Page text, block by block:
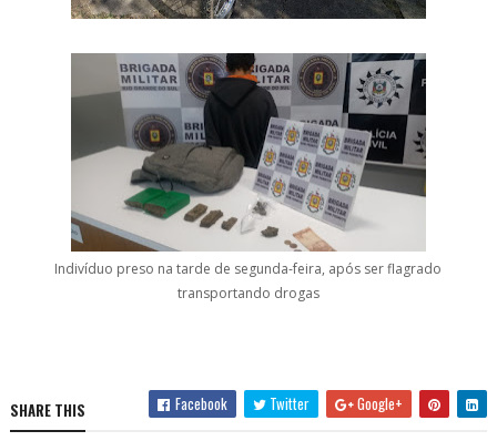
Indivíduo preso na tarde de segunda-feira, após ser flagrado
transportando drogas
SHARE THIS Facebook Twitter Google+